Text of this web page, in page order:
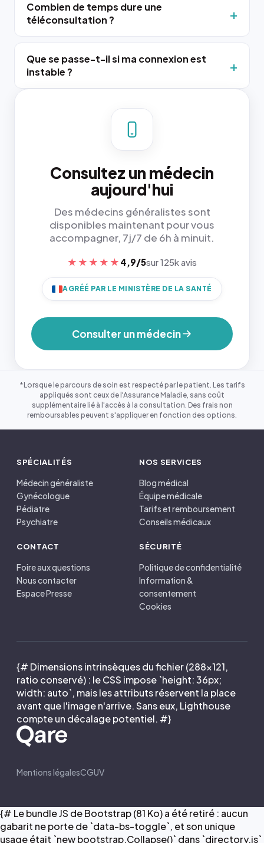
Combien de temps dure une
téléconsultation ?
Que se passe-t-il si ma connexion est
instable ?
Consultez un médecin
aujourd'hui
Des médecins généralistes sont
disponibles maintenant pour vous
accompagner, 7j/7 de 6h à minuit.
★★★★★ 4,9/5sur 125k avis
AGRÉÉ PAR LE MINISTÈRE DE LA SANTÉ
Consulter un médecin
*Lorsque le parcours de soin est respecté par le patient. Les tarifs
appliqués sont ceux de l'Assurance Maladie, sans coût
supplémentaire lié à l'accès à la consultation. Des frais non
remboursables peuvent s'appliquer en fonction des options.
SPÉCIALITÉS
Médecin généraliste
Gynécologue
Pédiatre
Psychiatre
NOS SERVICES
Blog médical
Équipe médicale
Tarifs et remboursement
Conseils médicaux
CONTACT
Foire aux questions
Nous contacter
Espace Presse
SÉCURITÉ
Politique de confidentialité
Information &
consentement
Cookies
{# Dimensions intrinsèques du fichier (288×121,
ratio conservé) : le CSS impose `height: 36px;
width: auto`, mais les attributs réservent la place
avant que l'image n'arrive. Sans eux, Lighthouse
compte un décalage potentiel. #}
Mentions légalesCGUV
{# Le bundle JS de Bootstrap (81 Ko) a été retiré : aucun
gabarit ne porte de `data-bs-toggle`, et son unique
usage était `new bootstrap.Collapse()` dans `directory.js`